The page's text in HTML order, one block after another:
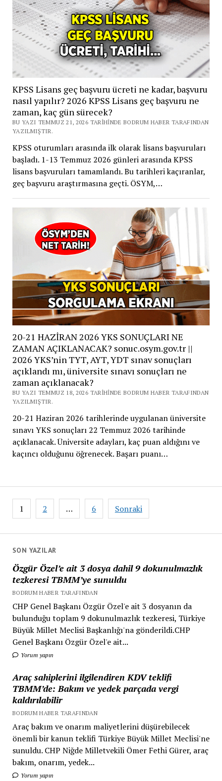
SON YAZILAR
Özgür Özel’e ait 3 dosya dahil 9 dokunulmazlık
tezkeresi TBMM’ye sunuldu
BODRUM HABER TARAFINDAN
CHP Genel Başkanı Özgür Özel'e ait 3 dosyanın da
bulunduğu toplam 9 dokunulmazlık tezkeresi, Türkiye
Büyük Millet Meclisi Başkanlığı'na gönderildi.CHP
Genel Başkanı Özgür Özel'e ait...
Yorum yapın
Araç sahiplerini ilgilendiren KDV teklifi
TBMM’de: Bakım ve yedek parçada vergi
kaldırılabilir
BODRUM HABER TARAFINDAN
Araç bakım ve onarım maliyetlerini düşürebilecek
önemli bir kanun teklifi Türkiye Büyük Millet Meclisi'ne
sunuldu. CHP Niğde Milletvekili Ömer Fethi Gürer, araç
bakım, onarım, yedek...
Yorum yapın
KPSS Lisans geç başvuru ücreti ne kadar, başvuru
nasıl yapılır? 2026 KPSS Lisans geç başvuru ne
zaman, kaç gün sürecek?
BU YAZI TEMMUZ 21, 2026 TARIHINDE BODRUM HABER TARAFINDAN
YAZILMIŞTIR.
KPSS oturumları arasında ilk olarak lisans başvuruları
başladı. 1-13 Temmuz 2026 günleri arasında KPSS
lisans başvuruları tamamlandı. Bu tarihleri kaçıranlar,
geç başvuru araştırmasına geçti. ÖSYM,…
20-21 HAZİRAN 2026 YKS SONUÇLARI NE
ZAMAN AÇIKLANACAK? sonuc.osym.gov.tr ||
2026 YKS’nin TYT, AYT, YDT sınav sonuçları
açıklandı mı, üniversite sınavı sonuçları ne
zaman açıklanacak?
BU YAZI TEMMUZ 18, 2026 TARIHINDE BODRUM HABER TARAFINDAN
YAZILMIŞTIR.
20-21 Haziran 2026 tarihlerinde uygulanan üniversite
sınavı YKS sonuçları 22 Temmuz 2026 tarihinde
açıklanacak. Üniversite adayları, kaç puan aldığını ve
kaçıncı olduğunu öğrenecek. Başarı puanı…
Yazı
sayfalaması
1 2 … 6 Sonraki